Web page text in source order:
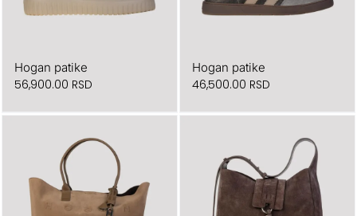
Hogan patike
56,900.00 RSD
Hogan patike
46,500.00 RSD